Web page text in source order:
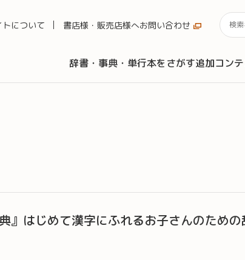
トについて 書店様・販売店様へお問い合わせ
辞書・事典・単行本をさがす追加コン
』はじめて漢字にふれるお子さんのための